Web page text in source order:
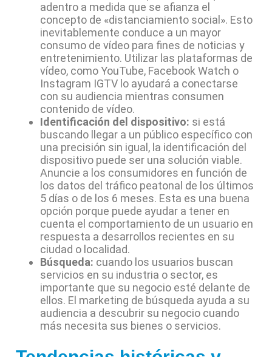
adentro a medida que se afianza el
concepto de «distanciamiento social». Esto
inevitablemente conduce a un mayor
consumo de vídeo para fines de noticias y
entretenimiento. Utilizar las plataformas de
vídeo, como YouTube, Facebook Watch o
Instagram IGTV lo ayudará a conectarse
con su audiencia mientras consumen
contenido de vídeo.
Identificación del dispositivo: si está
buscando llegar a un público específico con
una precisión sin igual, la identificación del
dispositivo puede ser una solución viable.
Anuncie a los consumidores en función de
los datos del tráfico peatonal de los últimos
5 días o de los 6 meses. Esta es una buena
opción porque puede ayudar a tener en
cuenta el comportamiento de un usuario en
respuesta a desarrollos recientes en su
ciudad o localidad.
Búsqueda: cuando los usuarios buscan
servicios en su industria o sector, es
importante que su negocio esté delante de
ellos. El marketing de búsqueda ayuda a su
audiencia a descubrir su negocio cuando
más necesita sus bienes o servicios.